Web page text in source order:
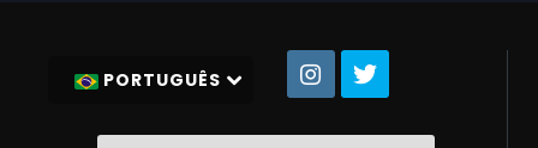
PORTUGUÊS